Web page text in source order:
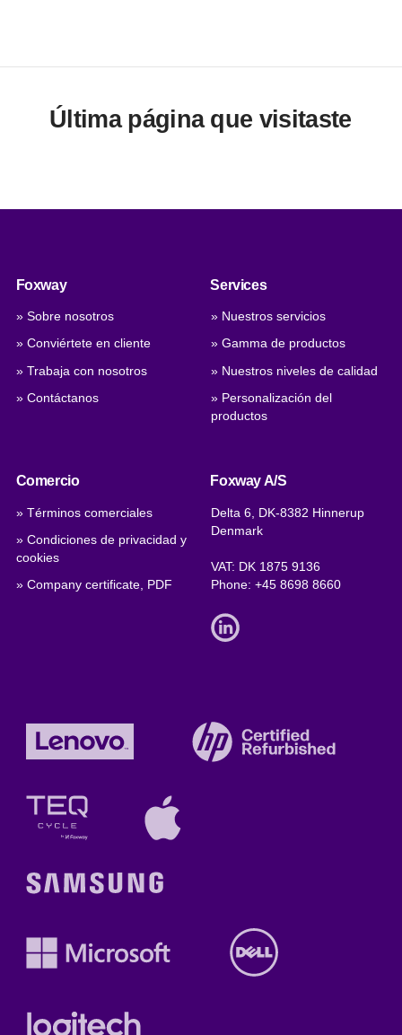
Última página que visitaste
Foxway
» Sobre nosotros
» Conviértete en cliente
» Trabaja con nosotros
» Contáctanos
Services
» Nuestros servicios
» Gamma de productos
» Nuestros niveles de calidad
» Personalización del
productos
Comercio
» Términos comerciales
» Condiciones de privacidad y
cookies
» Company certificate, PDF
Foxway A/S
Delta 6, DK-8382 Hinnerup
Denmark
VAT: DK 1875 9136
Phone:+45 8698 8660